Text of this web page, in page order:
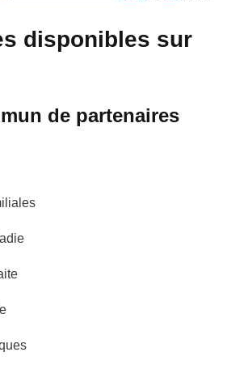
disponibles sur
de partenaires